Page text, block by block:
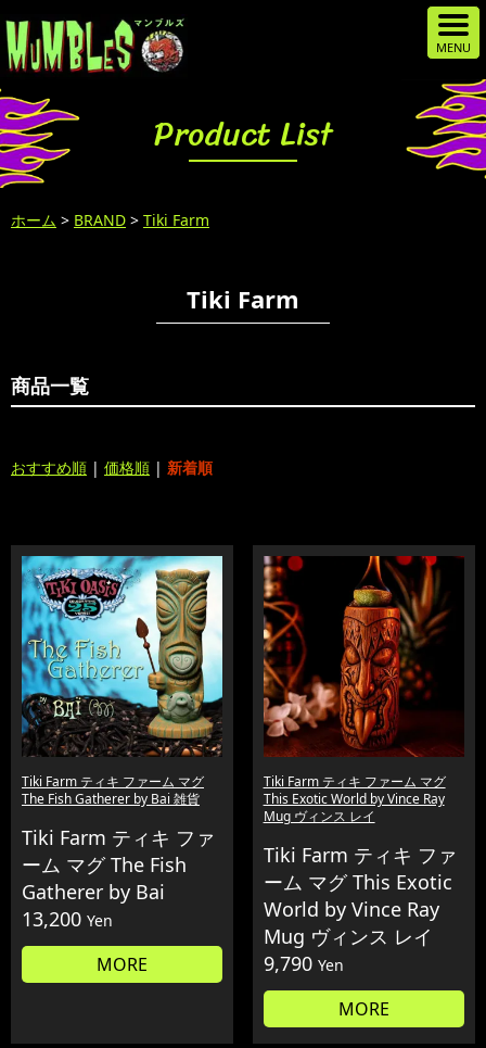
Product List
ホーム > BRAND > Tiki Farm
Tiki Farm
商品一覧
おすすめ順 | 価格順 | 新着順
Tiki Farm ティキ ファーム マグ
The Fish Gatherer by Bai 雑貨
Tiki Farm ティキ ファ
ーム マグ The Fish
Gatherer by Bai
13,200 Yen
MORE
Tiki Farm ティキ ファーム マグ
This Exotic World by Vince Ray
Mug ヴィンス レイ
Tiki Farm ティキ ファ
ーム マグ This Exotic
World by Vince Ray
Mug ヴィンス レイ
9,790 Yen
MORE